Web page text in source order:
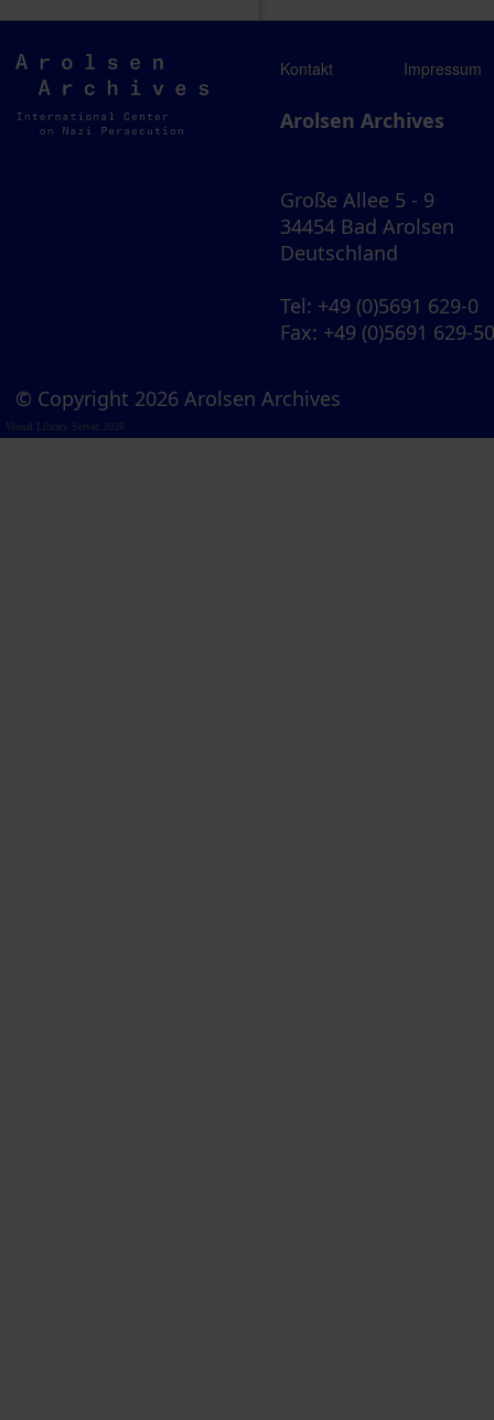
Arolsen
Archives
Kontakt Impressum
Arolsen Archives
Große Allee 5 - 9
34454 Bad Arolsen
Deutschland
Tel: +49 (0)5691 629-0
Fax: +49 (0)5691 629-
© Copyright 2026 Arolsen Archives
Visual Library Server 2026